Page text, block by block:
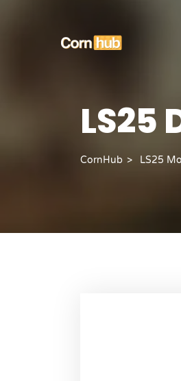
LS25
CornHub LS25